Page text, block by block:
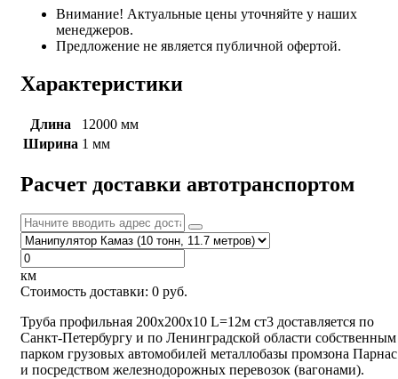
Внимание! Актуальные цены уточняйте у наших
менеджеров.
Предложение не является публичной офертой.
Характеристики
Длина
12000 мм
Ширина 1 мм
Расчет доставки автотранспортом
км
Стоимость доставки: 0 руб.
Труба профильная 200х200х10 L=12м ст3 доставляется по
Санкт-Петербургу и по Ленинградской области собственным
парком грузовых автомобилей металлобазы промзона Парнас
и посредством железнодорожных перевозок (вагонами).